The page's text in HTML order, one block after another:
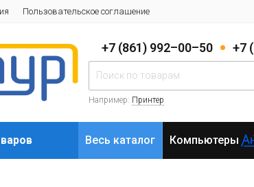
Пользовательское соглашение
+7 (861) 992–00–50 +7
Например: Принтер
Весь каталог Компьютеры